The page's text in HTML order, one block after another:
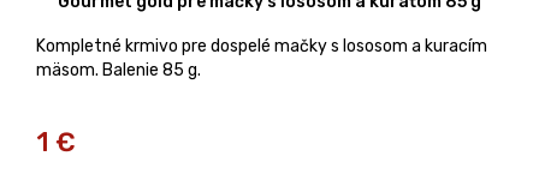
Kompletné krmivo pre dospelé mačky s lososom a kuracím
mäsom. Balenie 85 g.
1 €